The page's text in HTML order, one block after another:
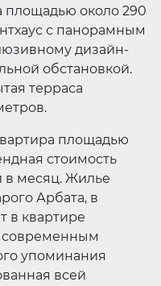
площадью около 290
с панорамным
дизайн-
обстановкой.
терраса
площадью
стоимость
в месяц. Жилье
Арбата, в
в квартире
современным
упоминания
всей